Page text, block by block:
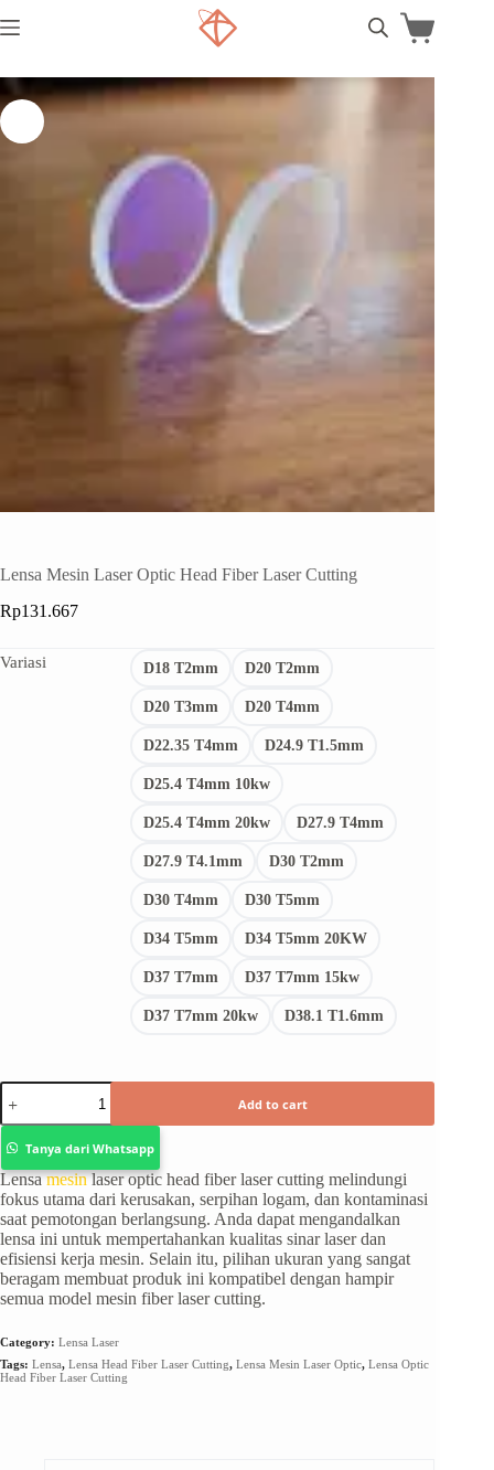
Lensa Mesin Laser Optic Head Fiber Laser Cutting
Rp131.667
Variasi D18 T2mm D20 T2mm
D20 T3mm D20 T4mm
D22.35 T4mm D24.9 T1.5mm
D25.4 T4mm 10kw
D25.4 T4mm 20kw D27.9 T4mm
D27.9 T4.1mm D30 T2mm
D30 T4mm D30 T5mm
D34 T5mm D34 T5mm 20KW
D37 T7mm D37 T7mm 15kw
D37 T7mm 20kw D38.1 T1.6mm
Add to cart
Tanya dari Whatsapp
Lensamesinlaser optic head fiber laser cutting melindungi
fokus utama dari kerusakan, serpihan logam, dan kontaminasi
saat pemotongan berlangsung. Anda dapat mengandalkan
lensa ini untuk mempertahankan kualitas sinar laser dan
efisiensi kerja mesin. Selain itu, pilihan ukuran yang sangat
beragam membuat produk ini kompatibel dengan hampir
semua model mesin fiber laser cutting.
Category: Lensa Laser
Tags: Lensa, Lensa Head Fiber Laser Cutting, Lensa Mesin Laser Optic, Lensa Optic
Head Fiber Laser Cutting